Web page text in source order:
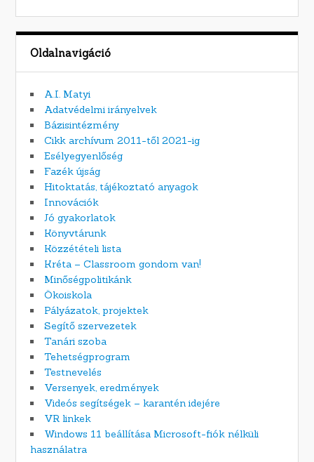
Oldalnavigáció
A.I. Matyi
Adatvédelmi irányelvek
Bázisintézmény
Cikk archívum 2011-től 2021-ig
Esélyegyenlőség
Fazék újság
Hitoktatás, tájékoztató anyagok
Innovációk
Jó gyakorlatok
Könyvtárunk
Közzétételi lista
Kréta – Classroom gondom van!
Minőségpolitikánk
Ökoiskola
Pályázatok, projektek
Segítő szervezetek
Tanári szoba
Tehetségprogram
Testnevelés
Versenyek, eredmények
Videós segítségek – karantén idejére
VR linkek
Windows 11 beállítása Microsoft-fiók nélküli
használatra